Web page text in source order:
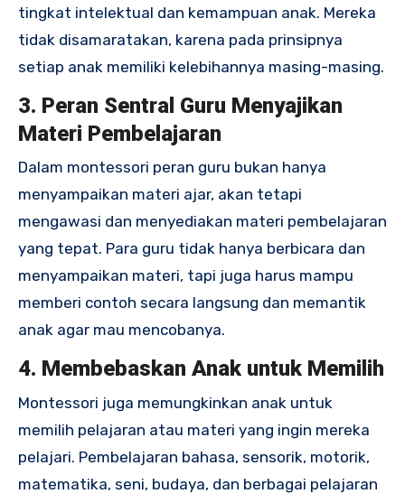
tingkat intelektual dan kemampuan anak. Mereka
tidak disamaratakan, karena pada prinsipnya
setiap anak memiliki kelebihannya masing-masing.
3. Peran Sentral Guru Menyajikan
Materi Pembelajaran
Dalam montessori peran guru bukan hanya
menyampaikan materi ajar, akan tetapi
mengawasi dan menyediakan materi pembelajaran
yang tepat. Para guru tidak hanya berbicara dan
menyampaikan materi, tapi juga harus mampu
memberi contoh secara langsung dan memantik
anak agar mau mencobanya.
4. Membebaskan Anak untuk Memilih
Montessori juga memungkinkan anak untuk
memilih pelajaran atau materi yang ingin mereka
pelajari. Pembelajaran bahasa, sensorik, motorik,
matematika, seni, budaya, dan berbagai pelajaran